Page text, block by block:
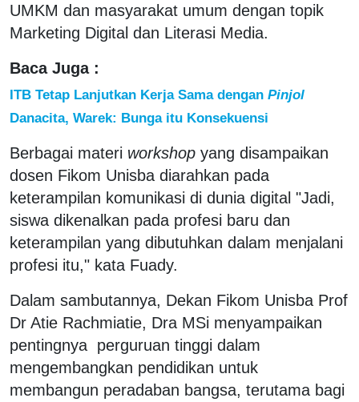
UMKM dan masyarakat umum dengan topik
Marketing Digital dan Literasi Media.
Baca Juga :
ITB Tetap Lanjutkan Kerja Sama dengan Pinjol
Danacita, Warek: Bunga itu Konsekuensi
Berbagai materi workshop yang disampaikan
dosen Fikom Unisba diarahkan pada
keterampilan komunikasi di dunia digital "Jadi,
siswa dikenalkan pada profesi baru dan
keterampilan yang dibutuhkan dalam menjalani
profesi itu," kata Fuady.
Dalam sambutannya, Dekan Fikom Unisba Prof
Dr Atie Rachmiatie, Dra MSi menyampaikan
pentingnya perguruan tinggi dalam
mengembangkan pendidikan untuk
membangun peradaban bangsa, terutama bagi